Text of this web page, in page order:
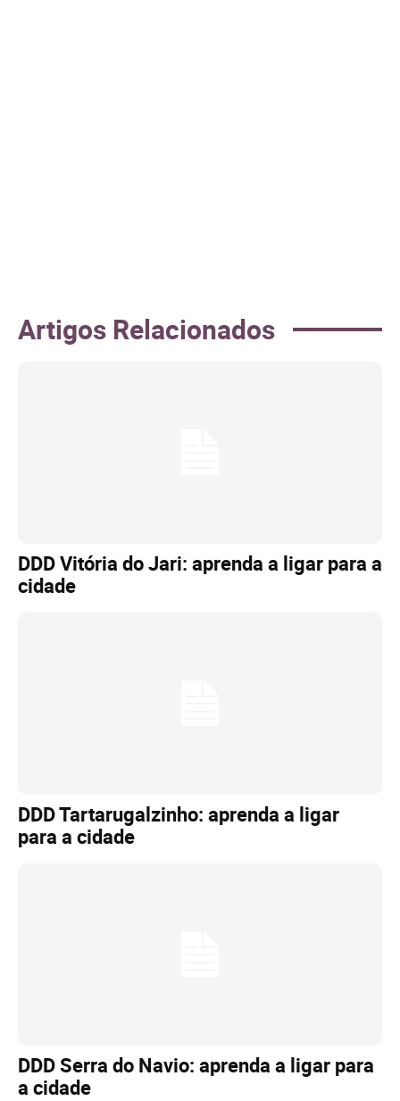
Artigos Relacionados
DDD Vitória do Jari: aprenda a ligar para a
cidade
DDD Tartarugalzinho: aprenda a ligar
para a cidade
DDD Serra do Navio: aprenda a ligar para
a cidade